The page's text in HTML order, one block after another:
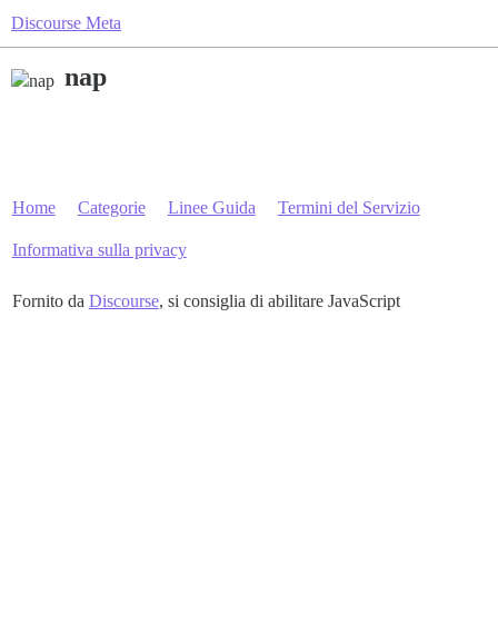
Discourse Meta
nap
Home Categorie Linee Guida Termini del Servizio
Informativa sulla privacy
Fornito da Discourse, si consiglia di abilitare JavaScript